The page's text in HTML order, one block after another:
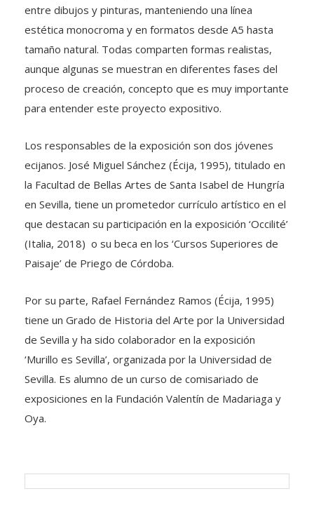
entre dibujos y pinturas, manteniendo una línea
estética monocroma y en formatos desde A5 hasta
tamaño natural. Todas comparten formas realistas,
aunque algunas se muestran en diferentes fases del
proceso de creación, concepto que es muy importante
para entender este proyecto expositivo.
Los responsables de la exposición son dos jóvenes
ecijanos. José Miguel Sánchez (Écija, 1995), titulado en
la Facultad de Bellas Artes de Santa Isabel de Hungría
en Sevilla, tiene un prometedor currículo artístico en el
que destacan su participación en la exposición ‘Occilité’
(Italia, 2018) o su beca en los ‘Cursos Superiores de
Paisaje’ de Priego de Córdoba.
Por su parte, Rafael Fernández Ramos (Écija, 1995)
tiene un Grado de Historia del Arte por la Universidad
de Sevilla y ha sido colaborador en la exposición
‘Murillo es Sevilla’, organizada por la Universidad de
Sevilla. Es alumno de un curso de comisariado de
exposiciones en la Fundación Valentín de Madariaga y
Oya.